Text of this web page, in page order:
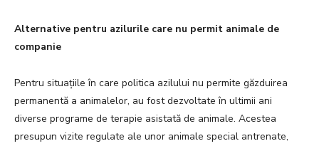
Alternative pentru azilurile care nu permit animale de
companie
Pentru situațiile în care politica azilului nu permite găzduirea
permanentă a animalelor, au fost dezvoltate în ultimii ani
diverse programe de terapie asistată de animale. Acestea
presupun vizite regulate ale unor animale special antrenate,